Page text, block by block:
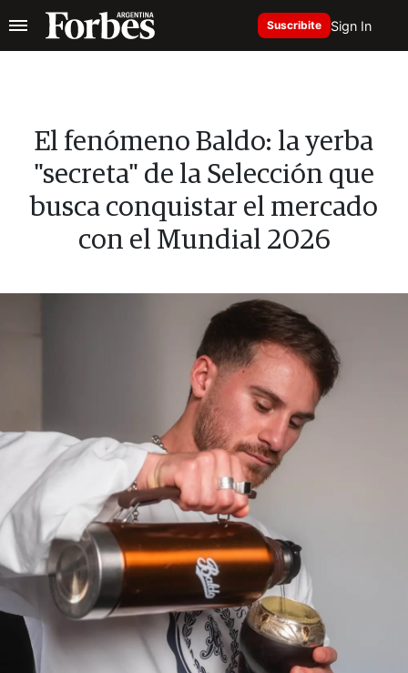
Suscribite Sign In
El fenómeno Baldo: la yerba
"secreta" de la Selección que
busca conquistar el mercado
con el Mundial 2026